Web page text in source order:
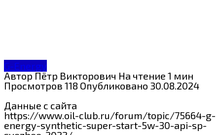
G-Energy
АвторПётр Викторович На чтение 1 мин
Просмотров 118 Опубликовано 30.08.2024
Данные с сайта
https://www.oil-club.ru/forum/topic/75664-g-
energy-synthetic-super-start-5w-30-api-sp-